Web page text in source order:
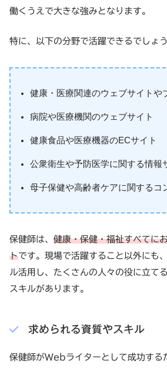
働くうえで大きな強みとなります。
特に、以下の分野で活躍できるでしょう
健康・医療関連のウェブサイトや
病院や医療機関のウェブサイト
健康食品や医療機器のECサイト
公衆衛生や予防医学に関する情報
母子保健や高齢者ケアに関するコ
保健師は、 健康・保健・福祉すべてに
トです。現場で活躍すること以外にも
ル活用し、たくさんの人々の役に立て
スキルがあります。
求められる資質やスキル
保健師がWebライターとして成功する